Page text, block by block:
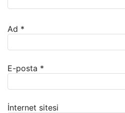
Ad *
E-posta *
İnternet sitesi